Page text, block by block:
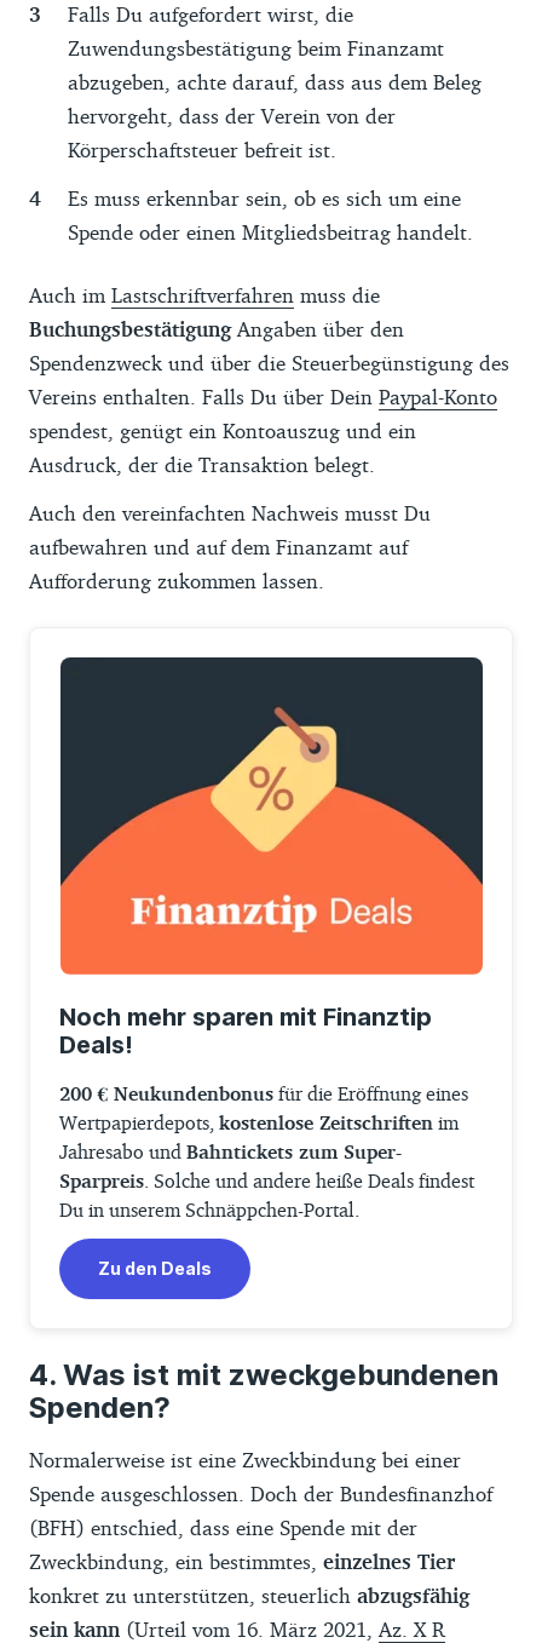
Falls Du aufgefordert wirst, die
Zuwendungsbestätigung beim Finanzamt
abzugeben, achte darauf, dass aus dem Beleg
hervorgeht, dass der Verein von der
Körperschaftsteuer befreit ist.
Es muss erkennbar sein, ob es sich um eine
Spende oder einen Mitgliedsbeitrag handelt.
Auch im Lastschriftverfahren muss die
BuchungsbestätigungAngaben über den
Spendenzweck und über die Steuerbegünstigung des
Vereins enthalten. Falls Du über Dein Paypal-Konto
spendest, genügt ein Kontoauszug und ein
Ausdruck, der die Transaktion belegt.
Auch den vereinfachten Nachweis musst Du
aufbewahren und auf dem Finanzamt auf
Aufforderung zukommen lassen.
Noch mehr sparen mit Finanztip
Deals!
200 € Neukundenbonus für die Eröffnung eines
Wertpapierdepots, kostenlose Zeitschriften im
Jahresabo und Bahntickets zum Super-
Sparpreis. Solche und andere heiße Deals findest
Du in unserem Schnäppchen-Portal.
Zu den Deals
Was ist mit zweckgebundenen
Spenden?
Normalerweise ist eine Zweckbindung bei einer
Spende ausgeschlossen. Doch der Bundesfinanzhof
(BFH) entschied, dass eine Spende mit der
Zweckbindung, ein bestimmtes, einzelnes Tier
konkret zu unterstützen, steuerlich abzugsfähig
sein kann (Urteil vom 16. März 2021, Az. X R